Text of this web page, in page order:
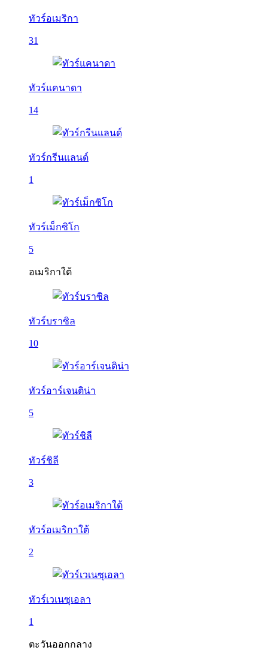
ทัวร์อเมริกา
31
ทัวร์แคนาดา
14
ทัวร์กรีนแลนด์
1
ทัวร์เม็กซิโก
5
อเมริกาใต้
ทัวร์บราซิล
10
ทัวร์อาร์เจนติน่า
5
ทัวร์ชิลี
3
ทัวร์อเมริกาใต้
2
ทัวร์เวเนซุเอลา
1
ตะวันออกกลาง